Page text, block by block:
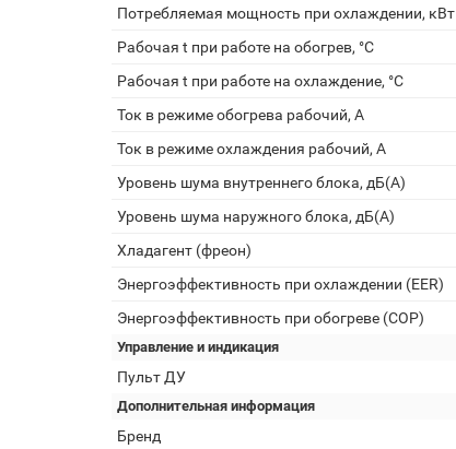
Потребляемая мощность при охлаждении, кВт
Рабочая t при работе на обогрев, °С
Рабочая t при работе на охлаждение, °С
Ток в режиме обогрева рабочий, А
Ток в режиме охлаждения рабочий, А
Уровень шума внутреннего блока, дБ(А)
Уровень шума наружного блока, дБ(А)
Хладагент (фреон)
Энергоэффективность при охлаждении (EER)
Энергоэффективность при обогреве (COP)
Управление и индикация
Пульт ДУ
Дополнительная информация
Бренд